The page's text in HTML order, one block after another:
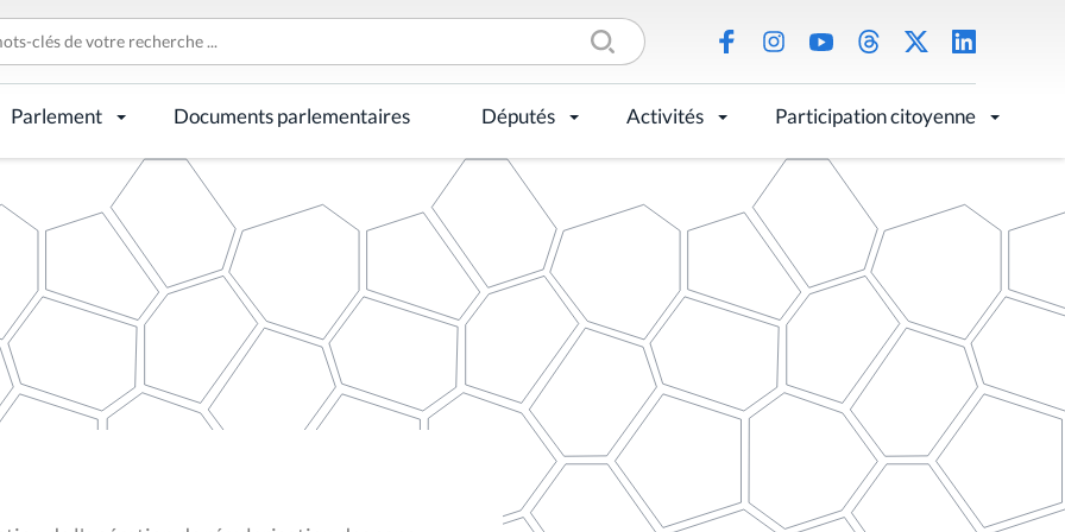
Parlement Documents parlementaires Députés Activités Participation citoyenne